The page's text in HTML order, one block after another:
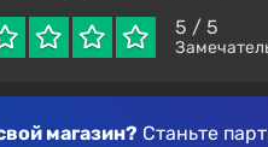
5 / 5
магазин? Станьте